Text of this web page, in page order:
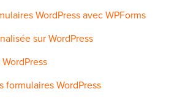
WordPress avec WPForms
sur WordPress
formulaires WordPress